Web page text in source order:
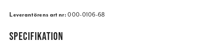
Leverantörens art nr:000-0106-68
SPECIFIKATION